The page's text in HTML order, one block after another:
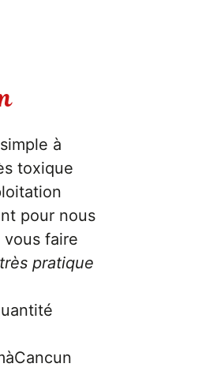
à
toxique
pour nous
faire
pratique